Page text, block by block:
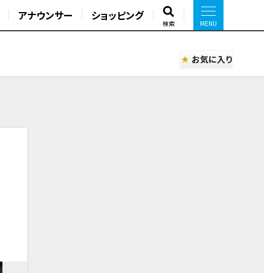
アナウンサー ショッピング
検索
お気に入り